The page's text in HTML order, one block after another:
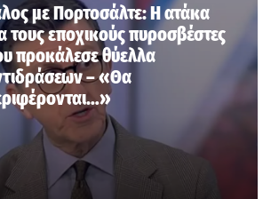
με Πορτοσάλτε: Η ατάκα
τους εποχικούς πυροσβέστες
προκάλεσε θύελλα
– «Θα